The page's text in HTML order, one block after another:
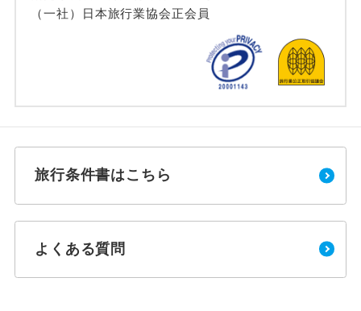
（一社）日本旅行業協会正会員
旅行条件書はこちら
よくある質問